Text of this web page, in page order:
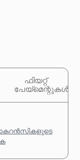
ഫിയറ്റ്
പേയ്‌മെന്റുകൾ